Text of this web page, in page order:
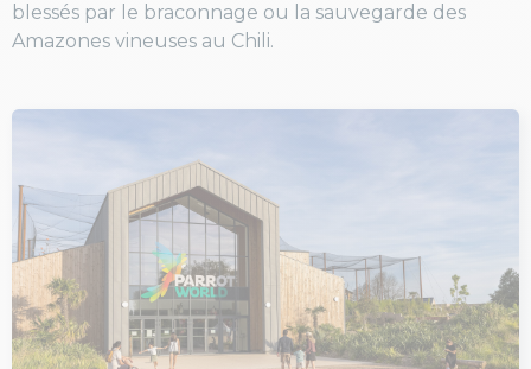
blessés par le braconnage ou la sauvegarde des
Amazones vineuses au Chili.